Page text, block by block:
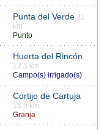
Punta del Verde 11
km
Punto
Huerta del Rincón
12.5 km
Campo(s) irrigado(s)
Cortijo de Cartuja
16.9 km
Granja